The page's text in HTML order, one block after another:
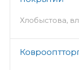
Хлобыстова,